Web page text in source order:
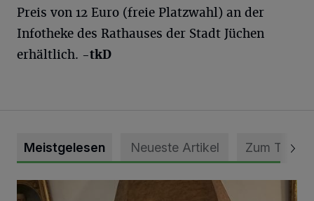
Preis von 12 Euro (freie Platzwahl) an der
Infotheke des Rathauses der Stadt Jüchen
erhältlich. -tkD
Meistgelesen Neueste Artikel Zum Thema
„Loss dir nix jefalle“ in 7 Tage 1 Song